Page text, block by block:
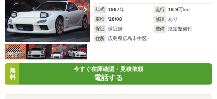
年式 1997年 走行 16.9万km
車検
'28/08 修復
あり
保証
保証無 整備
法定整備付
住所
広島県広島市中区
無
料
今すぐ在庫確認・見積依頼
電話する